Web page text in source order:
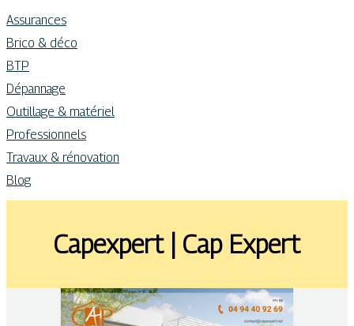
Assurances
Brico & déco
BTP
Dépannage
Outillage & matériel
Professionnels
Travaux & rénovation
Blog
Capexpert | Cap Expert